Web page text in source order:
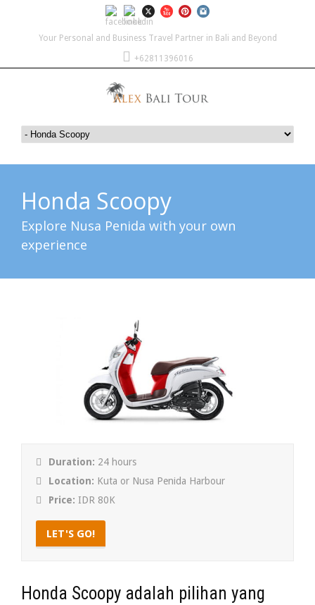
Your Personal and Business Travel Partner in Bali and Beyond
+62811396016
Honda Scoopy
Explore Nusa Penida with your own
experience
Duration: 24 hours
Location: Kuta or Nusa Penida Harbour
Price: IDR 80K
LET'S GO!
Honda Scoopy adalah pilihan yang